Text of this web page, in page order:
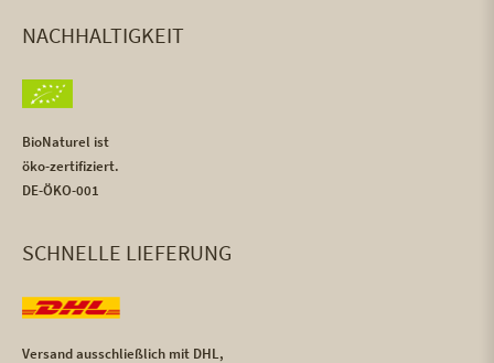
NACHHALTIGKEIT
BioNaturel ist
öko-zertifiziert.
DE-ÖKO-001
SCHNELLE LIEFERUNG
Versand ausschließlich mit DHL,